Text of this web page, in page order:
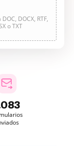
DOCX, RTF,
o TXT